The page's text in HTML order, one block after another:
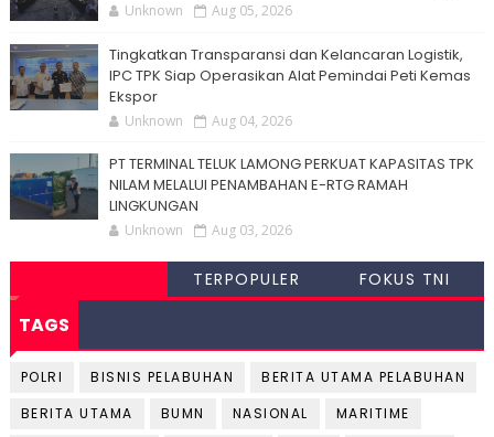
Unknown Aug 05, 2026
Tingkatkan Transparansi dan Kelancaran Logistik,
IPC TPK Siap Operasikan Alat Pemindai Peti Kemas
Ekspor
Unknown Aug 04, 2026
PT TERMINAL TELUK LAMONG PERKUAT KAPASITAS TPK
NILAM MELALUI PENAMBAHAN E-RTG RAMAH
LINGKUNGAN
Unknown Aug 03, 2026
TERPOPULER FOKUS TNI
TAGS
POLRI BISNIS PELABUHAN
BERITA UTAMA PELABUHAN
BERITA UTAMA
BUMN NASIONAL
MARITIME